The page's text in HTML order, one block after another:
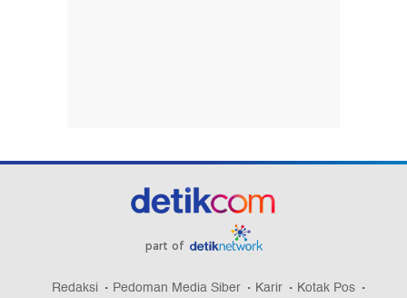
part of
Redaksi Pedoman Media Siber Karir Kotak Pos